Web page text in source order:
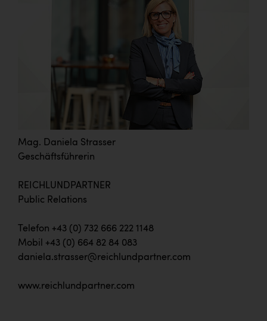
Mag. Daniela Strasser
Geschäftsführerin
REICHLUNDPARTNER
Public Relations
Telefon +43 (0) 732 666 222 1148
Mobil +43 (0) 664 82 84 083
daniela.strasser@reichlundpartner.com
www.reichlundpartner.com